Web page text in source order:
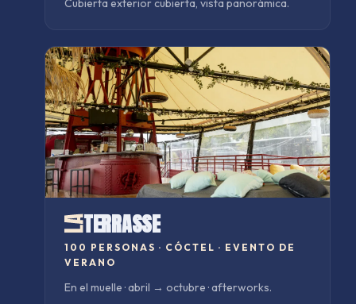
Cubierta exterior cubierta, vista panorámica.
TERRASSE
100 PERSONAS · CÓCTEL · EVENTO DE
VERANO
En el muelle · abril → octubre · afterworks.